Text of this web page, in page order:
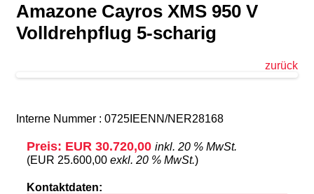
Amazone Cayros XMS 950 V
Volldrehpflug 5-scharig
zurück
Interne Nummer : 0725IEENN/NER28168
Preis: EUR 30.720,00 inkl. 20 % MwSt.
(EUR 25.600,00 exkl. 20 % MwSt.)
Kontaktdaten: